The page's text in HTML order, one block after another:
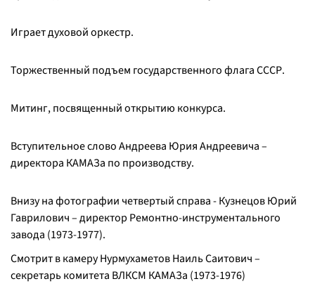
Играет духовой оркестр.
Торжественный подъем государственного флага СССР.
Митинг, посвященный открытию конкурса.
Вступительное слово Андреева Юрия Андреевича –
директора КАМАЗа по производству.
Внизу на фотографии четвертый справа - Кузнецов Юрий
Гаврилович – директор Ремонтно-инструментального
завода (1973-1977).
Смотрит в камеру Нурмухаметов Наиль Саитович –
секретарь комитета ВЛКСМ КАМАЗа (1973-1976)